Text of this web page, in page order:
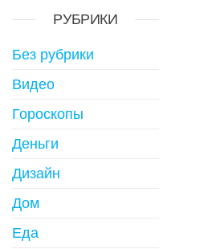
РУБРИКИ
Без рубрики
Видео
Гороскопы
Деньги
Дизайн
Дом
Еда